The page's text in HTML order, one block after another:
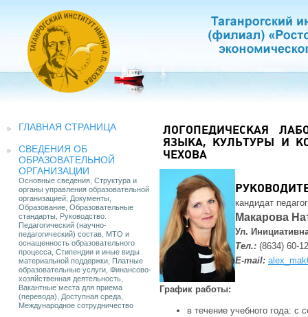
ГЛАВНАЯ СТРАНИЦА
СВЕДЕНИЯ ОБ
ОБРАЗОВАТЕЛЬНОЙ
ОРГАНИЗАЦИИ
Основные сведения, Структура и
органы управления образовательной
организацией, Документы,
Образование, Образовательные
стандарты, Руководство.
Педагогический (научно-
педагогический) состав, МТО и
оснащенность образовательного
процесса, Стипендии и иные виды
материальной поддержки, Платные
образовательные услуги, Финансово-
хозяйственная деятельность,
Вакантные места для приема
(перевода), Доступная среда,
Международное сотрудничество
ЛОГОПЕДИЧЕСКАЯ
ЯЗЫКА, КУЛЬТУРЫ И
ЧЕХОВА
кандидат
Макарова
Ул.
Тел.: (8634) 60-
E-mail:
График работы:
в течение учебного года: с